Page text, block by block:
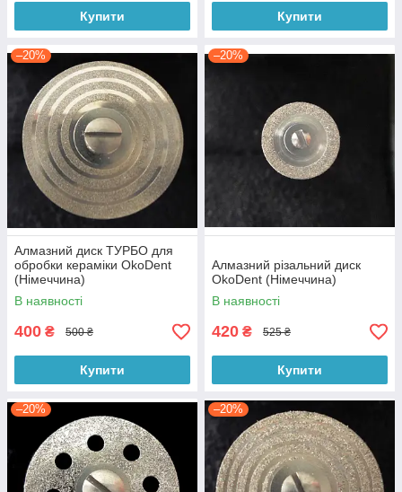
Купити Купити
–20%
Алмазний диск ТУРБО для
обробки кераміки OkoDent
(Німеччина)
В наявності
400 ₴ 500 ₴
Купити
–20%
Алмазний різальний диск
OkoDent (Німеччина)
В наявності
420 ₴ 525 ₴
Купити
–20% –20%